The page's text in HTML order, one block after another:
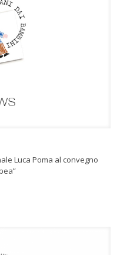
Luca Poma al convegno